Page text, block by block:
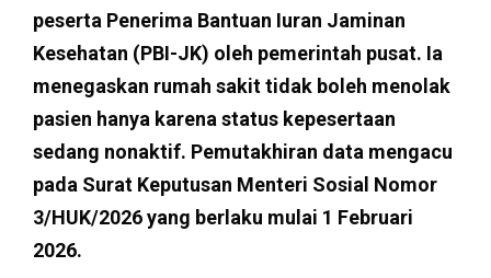
peserta Penerima Bantuan Iuran Jaminan
Kesehatan (PBI-JK) oleh pemerintah pusat. Ia
menegaskan rumah sakit tidak boleh menolak
pasien hanya karena status kepesertaan
sedang nonaktif. Pemutakhiran data mengacu
pada Surat Keputusan Menteri Sosial Nomor
3/HUK/2026 yang berlaku mulai 1 Februari
2026.